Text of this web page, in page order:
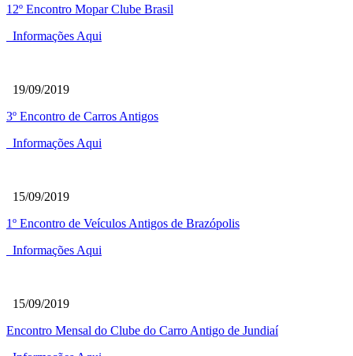
12º Encontro Mopar Clube Brasil
Informações Aqui
19/09/2019
3º Encontro de Carros Antigos
Informações Aqui
15/09/2019
1º Encontro de Veículos Antigos de Brazópolis
Informações Aqui
15/09/2019
Encontro Mensal do Clube do Carro Antigo de Jundiaí